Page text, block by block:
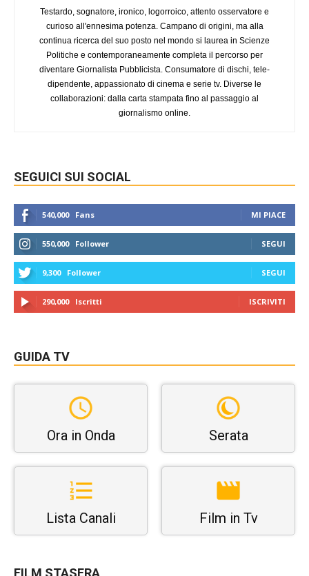
Testardo, sognatore, ironico, logorroico, attento osservatore e
curioso all'ennesima potenza. Campano di origini, ma alla
continua ricerca del suo posto nel mondo si laurea in Scienze
Politiche e contemporaneamente completa il percorso per
diventare Giornalista Pubblicista. Consumatore di dischi, tele-
dipendente, appassionato di cinema e serie tv. Diverse le
collaborazioni: dalla carta stampata fino al passaggio al
giornalismo online.
SEGUICI SUI SOCIAL
540,000 Fans MI PIACE
550,000 Follower SEGUI
9,300 Follower SEGUI
290,000 Iscritti ISCRIVITI
GUIDA TV
Ora in Onda Serata
Lista Canali Film in Tv